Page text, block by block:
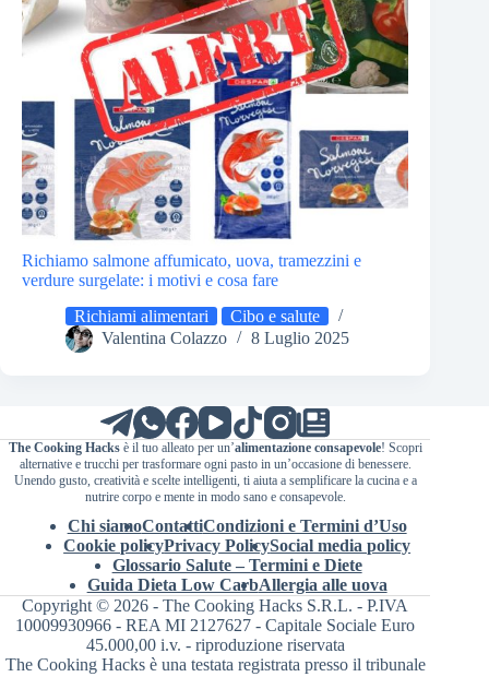
Richiamo salmone affumicato, uova, tramezzini e
verdure surgelate: i motivi e cosa fare
Richiami alimentari
Cibo e salute
Valentina Colazzo
8 Luglio 2025
The Cooking Hacksè il tuo alleato per un’alimentazione consapevole! Scopri
alternative e trucchi per trasformare ogni pasto in un’occasione di benessere.
Unendo gusto, creatività e scelte intelligenti, ti aiuta a semplificare la cucina e a
nutrire corpo e mente in modo sano e consapevole.
Chi siamoContattiCondizioni e Termini d’Uso
Cookie policyPrivacy PolicySocial media policy
Glossario Salute – Termini e Diete
Guida Dieta Low CarbAllergia alle uova
Copyright © 2026 - The Cooking Hacks S.R.L. - P.IVA
10009930966 - REA MI 2127627 - Capitale Sociale Euro
45.000,00 i.v. - riproduzione riservata
The Cooking Hacks è una testata registrata presso il tribunale